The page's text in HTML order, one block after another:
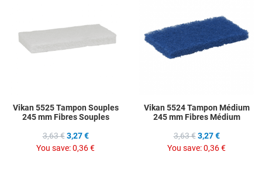
Quick View
Vikan 5525 Tampon Souples
245 mm Fibres Souples
3,63 € 3,27 €
You save:0,36 €
Vikan 5524 Tampon Médium
245 mm Fibres Médium
3,63 € 3,27 €
You save:0,36 €